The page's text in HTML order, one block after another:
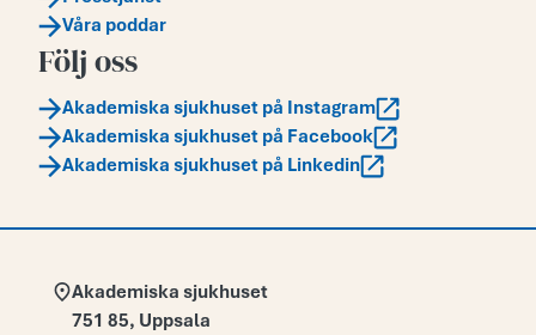
Våra poddar
Följ oss
Akademiska sjukhuset på Instagram
Akademiska sjukhuset på Facebook
Akademiska sjukhuset på Linkedin
Adress:
Akademiska sjukhuset
751 85, Uppsala